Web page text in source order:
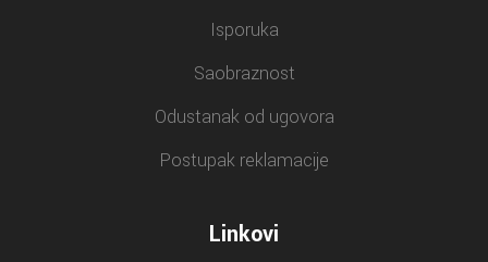
Isporuka
Saobraznost
Odustanak od ugovora
Postupak reklamacije
Linkovi